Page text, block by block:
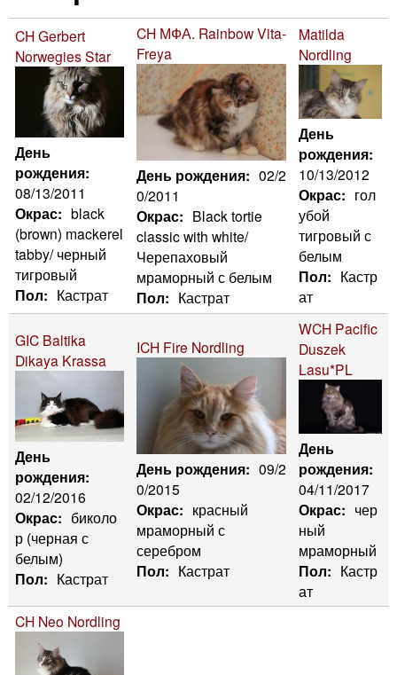
i
C
a
t
m
e
CH Gerbert
Norwegies Star
День
рождения:
08/13/2011
Окрас: black
(brown) mackerel
tabby/ черный
тигровый
Пол: Кастрат
CH МФА. Rainbow Vita-
Freya
День рождения: 02/2
0/2011
Окрас: Black tortie
classic with white/
Черепаховый
мраморный с белым
Пол: Кастрат
Matilda
Nordling
День
рождения:
10/13/2012
Окрас: гол
убой
тигровый с
белым
Пол: Кастр
ат
GIC Baltika
Dikaya Krassa
День
рождения:
02/12/2016
Окрас: биколо
р (черная с
белым)
Пол: Кастрат
ICH Fire Nordling
День рождения: 09/2
0/2015
Окрас: красный
мраморный с
серебром
Пол: Кастрат
WCH Pacific
Duszek
Lasu*PL
День
рождения:
04/11/2017
Окрас: чер
ный
мраморный
Пол: Кастр
ат
CH Neo Nordling